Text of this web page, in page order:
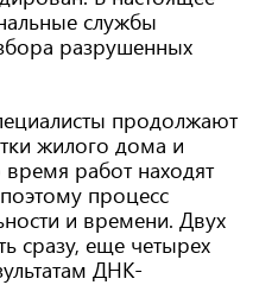
службы
разрушенных
продолжают
жилого дома и
работ находят
процесс
и времени. Двух
сразу, еще четырех
ДНК-